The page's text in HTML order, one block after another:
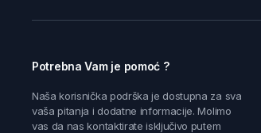
Potrebna Vam je pomoć ?
Naša korisnička podrška je dostupna za sva
vaša pitanja i dodatne informacije. Molimo
vas da nas kontaktirate isključivo putem